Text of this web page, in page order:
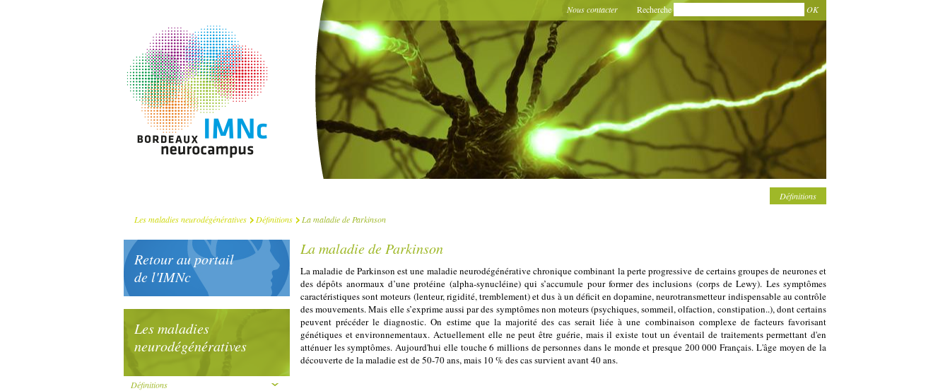
Nous contacter Recherche OK
Définitions
Les maladies neurodégénératives Définitions La maladie de Parkinson
Retour au portail
de l'IMNc
Les maladies
neurodégénératives
Définitions
La maladie de Parkinson
La maladie de Parkinson est une maladie neurodégénérative chronique combinant la perte progressive de certains groupes de neurones et
des dépôts anormaux d’une protéine (alpha-synucléine) qui s’accumule pour former des inclusions (corps de Lewy). Les symptômes
caractéristiques sont moteurs (lenteur, rigidité, tremblement) et dus à un déficit en dopamine, neurotransmetteur indispensable au contrôle
des mouvements. Mais elle s’exprime aussi par des symptômes non moteurs (psychiques, sommeil, olfaction, constipation..), dont certains
peuvent précéder le diagnostic. On estime que la majorité des cas serait liée à une combinaison complexe de facteurs favorisant
génétiques et environnementaux. Actuellement elle ne peut être guérie, mais il existe tout un éventail de traitements permettant d'en
atténuer les symptômes. Aujourd'hui elle touche 6 millions de personnes dans le monde et presque 200 000 Français. L'âge moyen de la
découverte de la maladie est de 50-70 ans, mais 10 % des cas survient avant 40 ans.